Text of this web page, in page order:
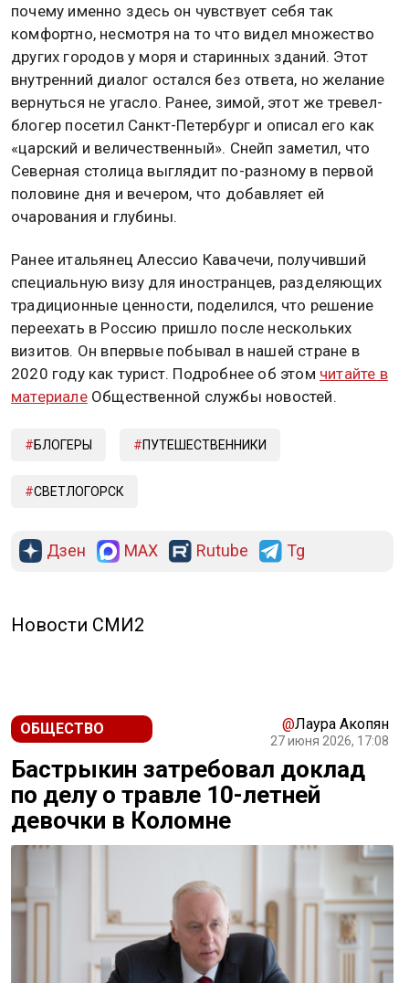
почему именно здесь он чувствует себя так
комфортно, несмотря на то что видел множество
других городов у моря и старинных зданий. Этот
внутренний диалог остался без ответа, но желание
вернуться не угасло. Ранее, зимой, этот же тревел-
блогер посетил Санкт-Петербург и описал его как
«царский и величественный». Снейп заметил, что
Северная столица выглядит по-разному в первой
половине дня и вечером, что добавляет ей
очарования и глубины.
Ранее итальянец Алессио Кавачечи, получивший
специальную визу для иностранцев, разделяющих
традиционные ценности, поделился, что решение
переехать в Россию пришло после нескольких
визитов. Он впервые побывал в нашей стране в
2020 году как турист. Подробнее об этом читайте в
материалеОбщественной службы новостей.
БЛОГЕРЫ ПУТЕШЕСТВЕННИКИ
СВЕТЛОГОРСК
Дзен MAX Rutube Tg
Новости СМИ2
ОБЩЕСТВО @Лаура Акопян
27 июня 2026, 17:08
Бастрыкин затребовал доклад
по делу о травле 10-летней
девочки в Коломне